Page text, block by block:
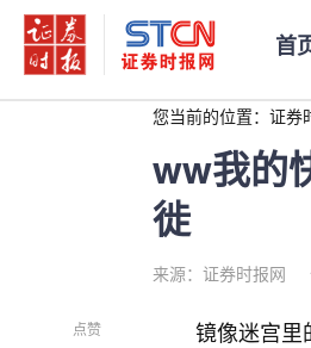
首
您当前的位置： 证券
ww我的
徙
来源：证券时报网
点赞 镜像迷宫里